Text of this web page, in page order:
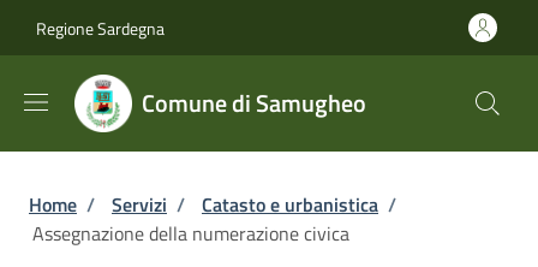
Regione Sardegna
Comune di Samugheo
Briciole di pane
Home / Servizi / Catasto e urbanistica /
Assegnazione della numerazione civica